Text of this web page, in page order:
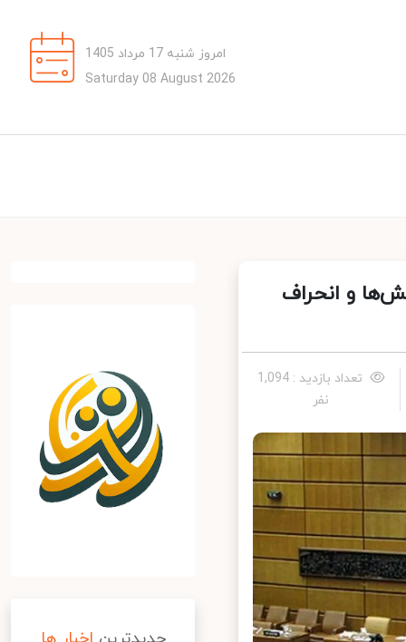
امروز شنبه 17 مرداد 1405
Saturday 08 August 2026
و انحراف
تعداد بازدید : 1,094
نفر